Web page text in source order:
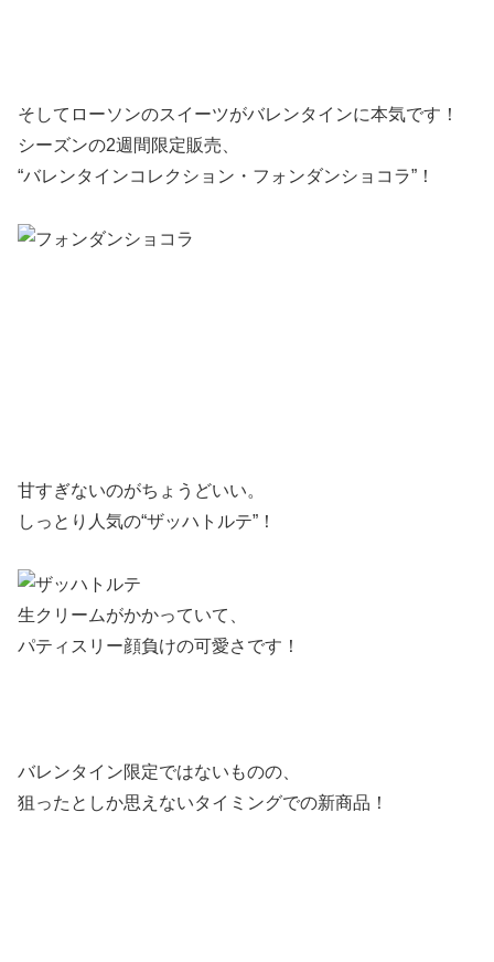
そしてローソンのスイーツがバレンタインに本気です！
シーズンの2週間限定販売、
“バレンタインコレクション・フォンダンショコラ” ！
甘すぎないのがちょうどいい。
しっとり人気の“ザッハトルテ” ！
生クリームがかかっていて、
パティスリー顔負けの可愛さです！
バレンタイン限定ではないものの、
狙ったとしか思えないタイミングでの新商品！